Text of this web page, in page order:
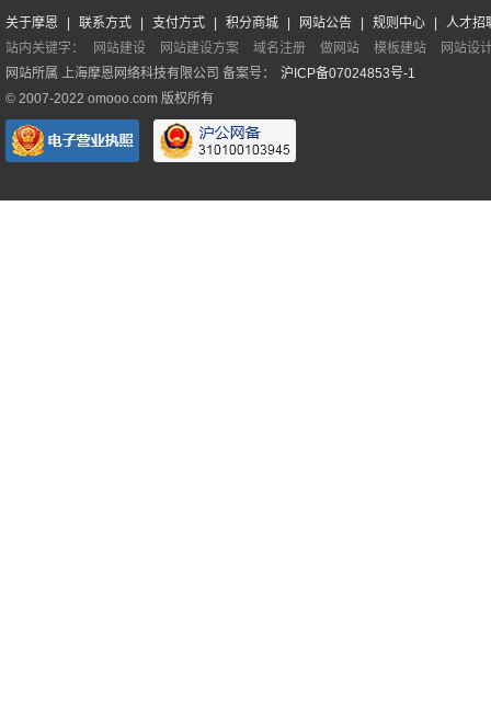
关于摩恩 联系方式 支付方式 积分商城 网站公告 规则中心
人才招
站内关键字：
网站建设 网站建设方案 域名注册 做网站 模板建站
网站设
网站所属 上海摩恩网络科技有限公司 备案号：
沪ICP备07024853号-1
© 2007-2022 omooo.com 版权所有